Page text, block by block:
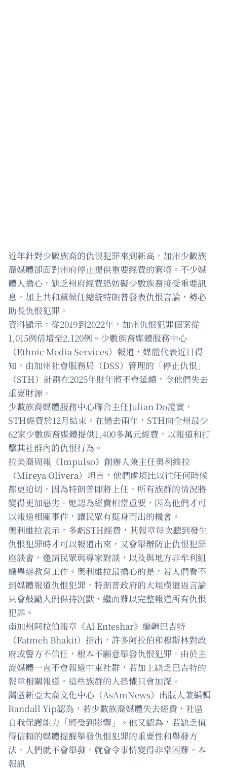
近年針對少數族裔的仇恨犯罪來到新高，加州少數族
裔媒體卻面對州府停止提供重要經費的窘境。不少媒
體人擔心，缺乏州府經費恐妨礙少數族裔接受重要訊
息，加上共和黨候任總統特朗普發表仇恨言論，勢必
助長仇恨犯罪。
資料顯示，從2019到2022年，加州仇恨犯罪個案從
1,015例倍增至2,120例。少數族裔媒體服務中心
（Ethnic Media Services）報道，媒體代表近日得
知，由加州社會服務局（DSS）管理的「停止仇恨」
（STH）計劃在2025年財年將不會延續，令他們失去
重要財源。
少數族裔媒體服務中心聯合主任Julian Do證實，
STH經費於12月結束。在過去兩年，STH向全州最少
62家少數族裔媒體提供1,400多萬元經費，以報道和打
擊其社群內的仇恨行為。
拉美裔周報《Impulso》創辦人兼主任奧利維拉
（Mireya Olivera）坦言，他們處境比以往任何時候
都更迫切，因為特朗普即將上任，所有族群的情況將
變得更加惡劣。她認為經費相當重要，因為他們才可
以報道相關事件，讓民眾有挺身而出的機會。
奧利維拉表示，多虧STH經費，其報章每次聽到發生
仇恨犯罪時才可以報道出來，又會舉辦防止仇恨犯罪
座談會，邀請民眾與專家對談，以及與地方非牟利組
織舉辦教育工作。奧利維拉最擔心的是，若人們看不
到媒體報道仇恨犯罪，特朗普政府的大規模遣返言論
只會鼓勵人們保持沉默，繼而難以完整報道所有仇恨
犯罪。
南加州阿拉伯報章《Al Enteshar》編輯巴吉特
（Fatmeh Bhakit）指出，許多阿拉伯和穆斯林對政
府或警方不信任，根本不願意舉發仇恨犯罪。由於主
流媒體一直不會報道中東社群，若加上缺乏巴吉特的
報章相關報道，這些族群的人恐懼只會加深。
灣區新亞太裔文化中心（AsAmNews）出版人兼編輯
Randall Yip認為，若少數族裔媒體失去經費，社區
自我保護能力「將受到影響」。他又認為，若缺乏值
得信賴的媒體提醒舉發仇恨犯罪的重要性和舉發方
法，人們就不會舉發，就會令事情變得非常困難。本
報訊